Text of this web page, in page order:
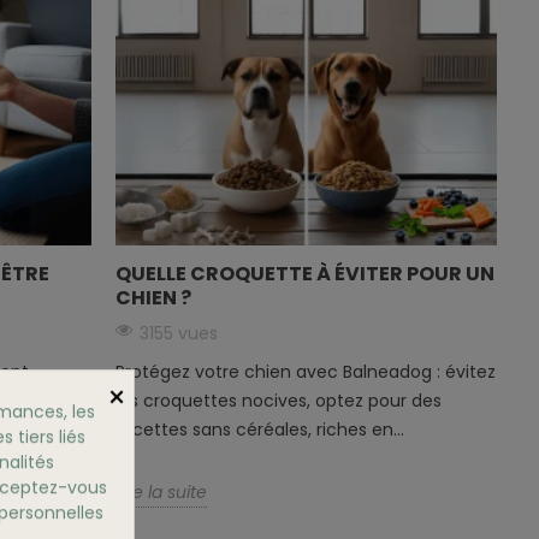
QUELLE CROQUETTE À ÉVITER POUR UN
CHIEN ?
3155 vues
Protégez votre chien avec Balneadog : évitez
les croquettes nocives, optez pour des
recettes sans céréales, riches en...
Lire la suite
×
les
tiers liés
vous